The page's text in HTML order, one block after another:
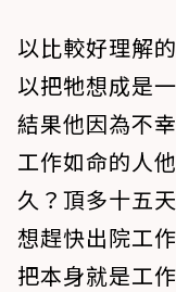
以比較好理解
以把牠想成是
結果他因為不
工作如命的人
久？頂多十五
想趕快出院工
把本身就是工